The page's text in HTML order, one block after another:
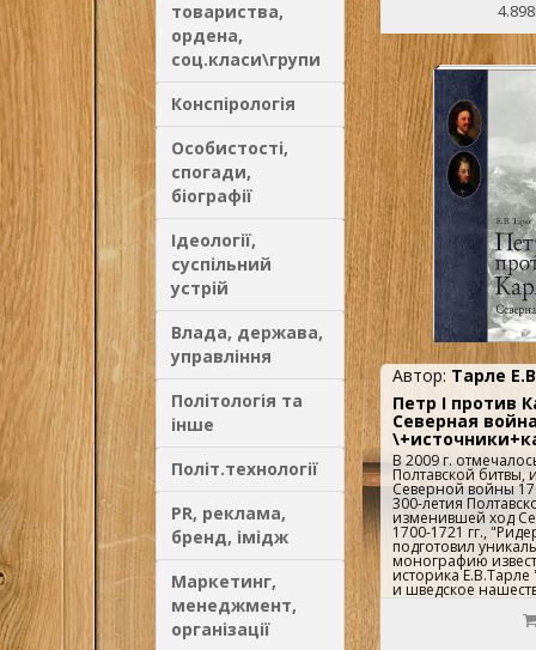
товариства,
ордена,
соц.класи\групи
Конспірологія
Особистості,
спогади,
біографії
Ідеології,
суспільний
устрій
Влада, держава,
управління
Політологія та
інше
Політ.технології
PR, реклама,
бренд, імідж
Маркетинг,
менеджмент,
організації
также главным
этого труда был
предназначена
филологов, а также
интересующихся
культурой нашей
неточно..
Автор: Тарле
Петр I против
Северная
В 2009 г.
Полтавской
Северной войны
300-летия
изменившей ход
1700-1721 гг.,
подготовил
монографию
историка
и шведское
Специально для
шведский историк
Исторического